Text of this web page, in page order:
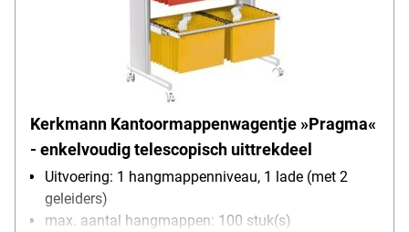
Kerkmann Kantoormappenwagentje »Pragma«
- enkelvoudig telescopisch uittrekdeel
Uitvoering: 1 hangmappenniveau, 1 lade (met 2
geleiders)
max. aantal hangmappen: 100 stuk(s)